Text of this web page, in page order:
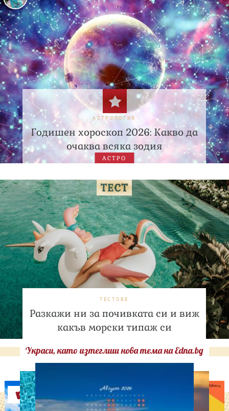
АСТРОЛОГИЯ
Годишен хороскоп 2026: Какво да
очаква всяка зодия
АСТРО
ТЕСТОВЕ
Разкажи ни за почивката си и виж
какъв морски типаж си
Украси, като изтеглиш нова тема на Edna.bg
Оферти